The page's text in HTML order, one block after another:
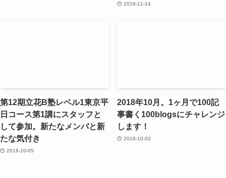
2018-11-14
第12期立花B塾レベル1東京平
日コース第1講にスタッフと
して参加。新たなメンバと新
たな気付き
2018-10-05
2018年10月。1ヶ月で100記
事書く100blogsにチャレンジ
します！
2018-10-02